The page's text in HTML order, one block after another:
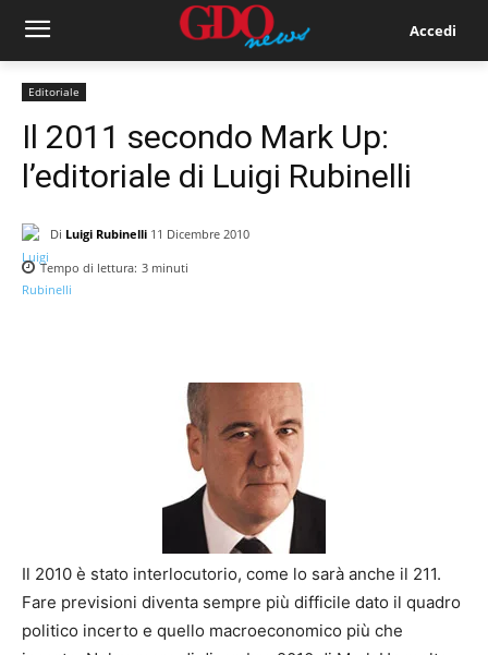
Accedi
Editoriale
Il 2011 secondo Mark Up:
l’editoriale di Luigi Rubinelli
Di Luigi Rubinelli 11 Dicembre 2010
Tempo di lettura: 3 minuti
Il 2010 è stato interlocutorio, come lo sarà anche il 211.
Fare previsioni diventa sempre più difficile dato il quadro
politico incerto e quello macroeconomico più che